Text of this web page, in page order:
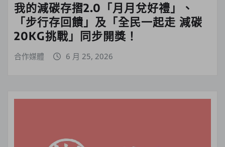
我的減碳存摺2.0「月月兌好禮」、
「步行存回饋」及「全民一起走 減碳
20KG挑戰」同步開獎！
合作媒體 6 月 25, 2026